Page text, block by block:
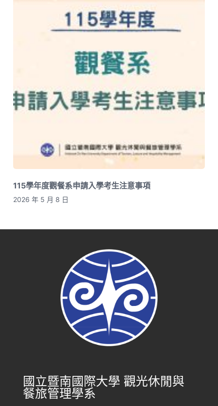
115學年度觀餐系申請入學考生注意事項
2026 年 5 月 8 日
國立暨南國際大學 觀光休閒與
餐旅管理學系